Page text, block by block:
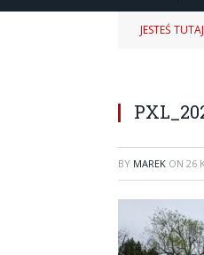
JESTEŚ
BY MAREK ON 26